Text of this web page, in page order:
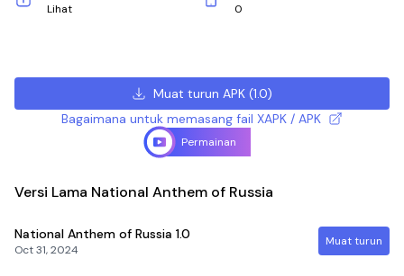
Lihat 0
Muat turun APK(1.0)
Bagaimana untuk memasang fail XAPK / APK
Permainan
Versi Lama National Anthem of Russia
National Anthem of Russia 1.0
Oct 31, 2024
Muat turun